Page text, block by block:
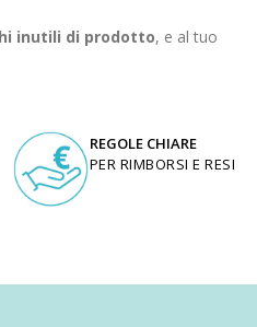
inutili di prodotto, e al tuo
REGOLE CHIARE
PER RIMBORSI E RESI